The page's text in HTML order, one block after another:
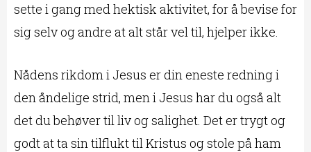
sette i gang med hektisk aktivitet, for å bevise for
sig selv og andre at alt står vel til, hjelper ikke.
Nådens rikdom i Jesus er din eneste redning i
den åndelige strid, men i Jesus har du også alt
det du behøver til liv og salighet. Det er trygt og
godt at ta sin tilflukt til Kristus og stole på ham